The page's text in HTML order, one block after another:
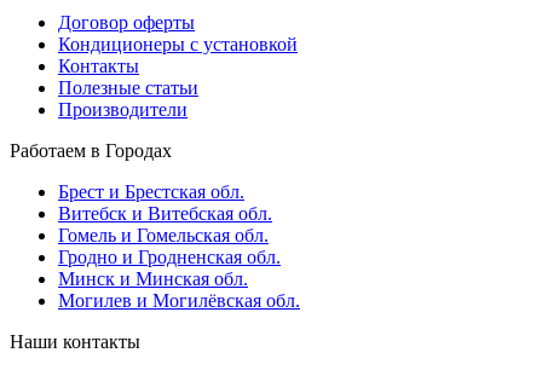
Договор оферты
Кондиционеры с установкой
Контакты
Полезные статьи
Производители
Работаем в Городах
Брест и Брестская обл.
Витебск и Витебская обл.
Гомель и Гомельская обл.
Гродно и Гродненская обл.
Минск и Минская обл.
Могилев и Могилёвская обл.
Наши контакты